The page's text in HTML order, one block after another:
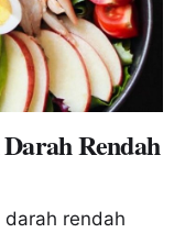
Rendah
rendah